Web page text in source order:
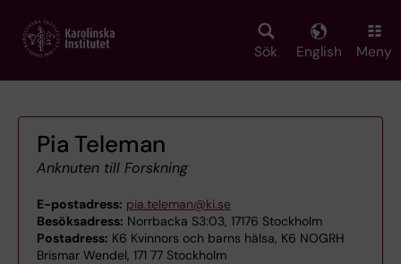
main
Sök English Meny
Pia Teleman
Anknuten till Forskning
E-postadress: pia.teleman@ki.se
Besöksadress: Norrbacka S3:03, 17176 Stockholm
Postadress: K6 Kvinnors och barns hälsa, K6 NOGRH
Brismar Wendel, 171 77 Stockholm